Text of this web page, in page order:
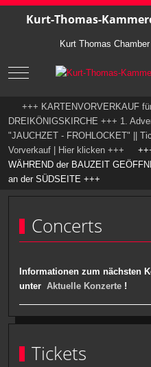
Kurt-Thomas-
Kurt Thomas
Mobile Menu Toggle
+++ KARTENVORVERKAUF
DREIKÖNIGSKIRCHE +++ 1.
"JAUCHZET - FROHLOCKET" ||
Vorverkauf | Hier klicken +++ +++
WÄHREND der BAUZEIT
an der SÜDSEITE +++
Concerts
Informationen zum nächsten
unter Aktuelle Konzerte !
Tickets